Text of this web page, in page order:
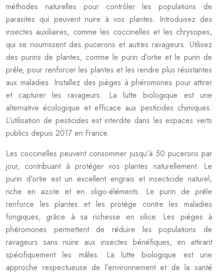
méthodes naturelles pour contrôler les populations de
parasites qui peuvent nuire à vos plantes. Introduisez des
insectes auxiliaires, comme les coccinelles et les chrysopes,
qui se nourrissent des pucerons et autres ravageurs. Utilisez
des purins de plantes, comme le purin d’ortie et le purin de
prêle, pour renforcer les plantes et les rendre plus résistantes
aux maladies. Installez des pièges à phéromones pour attirer
et capturer les ravageurs. La lutte biologique est une
alternative écologique et efficace aux pesticides chimiques.
L’utilisation de pesticides est interdite dans les espaces verts
publics depuis 2017 en France.
Les coccinelles peuvent consommer jusqu’à 50 pucerons par
jour, contribuant à protéger vos plantes naturellement. Le
purin d’ortie est un excellent engrais et insecticide naturel,
riche en azote et en oligo-éléments. Le purin de prêle
renforce les plantes et les protège contre les maladies
fongiques, grâce à sa richesse en silice. Les pièges à
phéromones permettent de réduire les populations de
ravageurs sans nuire aux insectes bénéfiques, en attirant
spécifiquement les mâles. La lutte biologique est une
approche respectueuse de l’environnement et de la santé